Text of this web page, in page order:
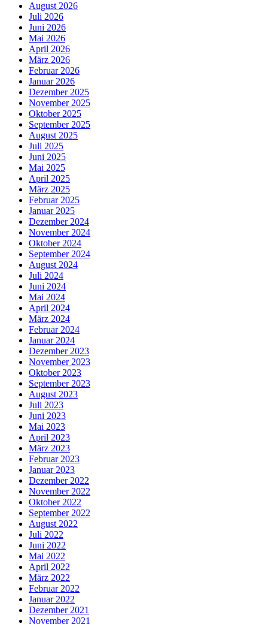
August 2026
Juli 2026
Juni 2026
Mai 2026
April 2026
März 2026
Februar 2026
Januar 2026
Dezember 2025
November 2025
Oktober 2025
September 2025
August 2025
Juli 2025
Juni 2025
Mai 2025
April 2025
März 2025
Februar 2025
Januar 2025
Dezember 2024
November 2024
Oktober 2024
September 2024
August 2024
Juli 2024
Juni 2024
Mai 2024
April 2024
März 2024
Februar 2024
Januar 2024
Dezember 2023
November 2023
Oktober 2023
September 2023
August 2023
Juli 2023
Juni 2023
Mai 2023
April 2023
März 2023
Februar 2023
Januar 2023
Dezember 2022
November 2022
Oktober 2022
September 2022
August 2022
Juli 2022
Juni 2022
Mai 2022
April 2022
März 2022
Februar 2022
Januar 2022
Dezember 2021
November 2021